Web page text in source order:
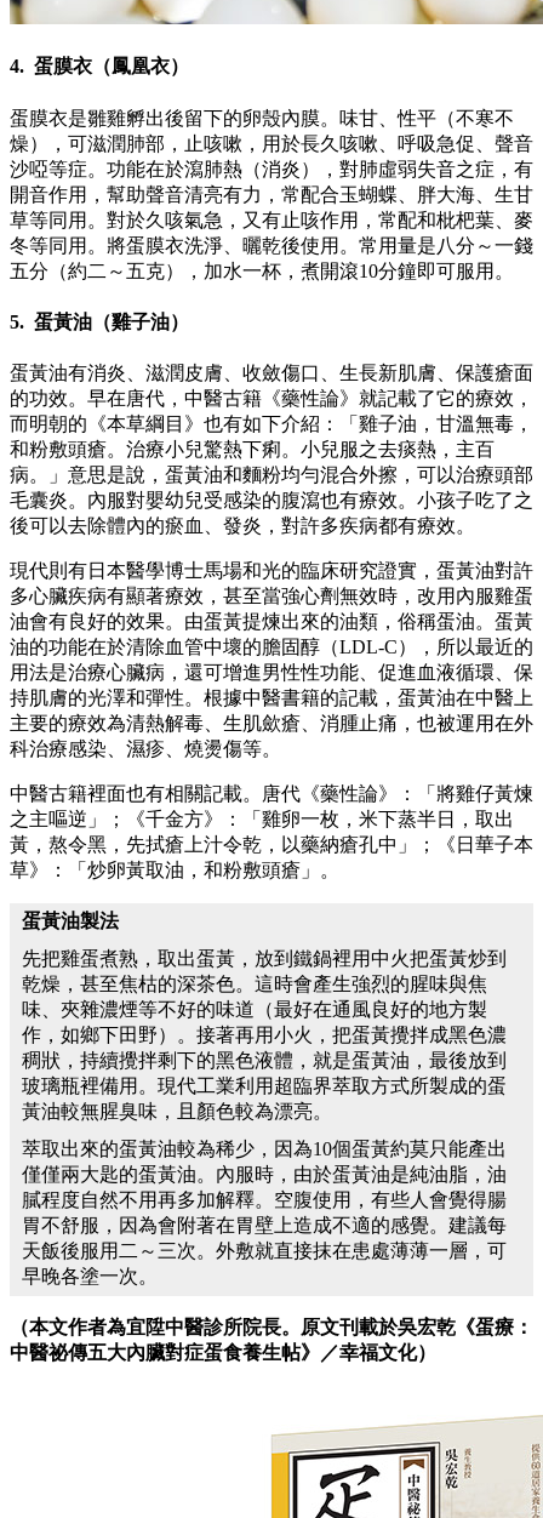
4. 蛋膜衣（鳳凰衣）
蛋膜衣是雛雞孵出後留下的卵殼內膜。味甘、性平（不寒不
燥），可滋潤肺部，止咳嗽，用於長久咳嗽、呼吸急促、聲音
沙啞等症。功能在於瀉肺熱（消炎），對肺虛弱失音之症，有
開音作用，幫助聲音清亮有力，常配合玉蝴蝶、胖大海、生甘
草等同用。對於久咳氣急，又有止咳作用，常配和枇杷葉、麥
冬等同用。將蛋膜衣洗淨、曬乾後使用。常用量是八分～一錢
五分（約二～五克），加水一杯，煮開滾10分鐘即可服用。
5. 蛋黃油（雞子油）
蛋黃油有消炎、滋潤皮膚、收斂傷口、生長新肌膚、保護瘡面
的功效。早在唐代，中醫古籍《藥性論》就記載了它的療效，
而明朝的《本草綱目》也有如下介紹：「雞子油，甘溫無毒，
和粉敷頭瘡。治療小兒驚熱下痢。小兒服之去痰熱，主百
病。」意思是說，蛋黃油和麵粉均勻混合外擦，可以治療頭部
毛囊炎。內服對嬰幼兒受感染的腹瀉也有療效。小孩子吃了之
後可以去除體內的瘀血、發炎，對許多疾病都有療效。
現代則有日本醫學博士馬場和光的臨床研究證實，蛋黃油對許
多心臟疾病有顯著療效，甚至當強心劑無效時，改用內服雞蛋
油會有良好的效果。由蛋黃提煉出來的油類，俗稱蛋油。蛋黃
油的功能在於清除血管中壞的膽固醇（LDL-C），所以最近的
用法是治療心臟病，還可增進男性性功能、促進血液循環、保
持肌膚的光澤和彈性。根據中醫書籍的記載，蛋黃油在中醫上
主要的療效為清熱解毒、生肌歛瘡、消腫止痛，也被運用在外
科治療感染、濕疹、燒燙傷等。
中醫古籍裡面也有相關記載。唐代《藥性論》：「將雞仔黃煉
之主嘔逆」；《千金方》：「雞卵一枚，米下蒸半日，取出
黃，熬令黑，先拭瘡上汁令乾，以藥納瘡孔中」；《日華子本
草》：「炒卵黃取油，和粉敷頭瘡」。
蛋黃油製法
先把雞蛋煮熟，取出蛋黃，放到鐵鍋裡用中火把蛋黃炒到
乾燥，甚至焦枯的深茶色。這時會產生強烈的腥味與焦
味、夾雜濃煙等不好的味道（最好在通風良好的地方製
作，如鄉下田野）。接著再用小火，把蛋黃攪拌成黑色濃
稠狀，持續攪拌剩下的黑色液體，就是蛋黃油，最後放到
玻璃瓶裡備用。現代工業利用超臨界萃取方式所製成的蛋
黃油較無腥臭味，且顏色較為漂亮。
萃取出來的蛋黃油較為稀少，因為10個蛋黃約莫只能產出
僅僅兩大匙的蛋黃油。內服時，由於蛋黃油是純油脂，油
膩程度自然不用再多加解釋。空腹使用，有些人會覺得腸
胃不舒服，因為會附著在胃壁上造成不適的感覺。建議每
天飯後服用二～三次。外敷就直接抹在患處薄薄一層，可
早晚各塗一次。
（本文作者為宜陞中醫診所院長。原文刊載於吳宏乾《蛋療：
中醫祕傳五大內臟對症蛋食養生帖》／幸福文化）